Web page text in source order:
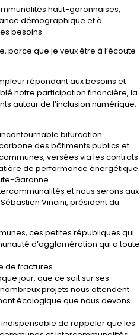
haut-garonnaises,
démographique et à
besoins.
parce que je veux être à l’écoute
répondant aux besoins et
notre participation financière, la
autour de l’inclusion numérique.
bifurcation
des bâtiments publics et
versées via les contrats
de performance énergétique.
Garonne.
et nous serons aux
Vincini, président du
ces petites républiques qui
d’agglomération qui a toute
de fractures.
jour, que ce soit sur ses
projets nous attendent
écologique que nous devons
de rappeler que les